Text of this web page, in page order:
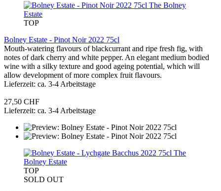
The Bolney
Estate
TOP
Bolney Estate - Pinot Noir 2022 75cl
Mouth-watering flavours of blackcurrant and ripe fresh fig, with
notes of dark cherry and white pepper. An elegant medium bodied
wine with a silky texture and good ageing potential, which will
allow development of more complex fruit flavours.
Lieferzeit: ca. 3-4 Arbeitstage
27,50 CHF
Lieferzeit: ca. 3-4 Arbeitstage
The
Bolney Estate
TOP
SOLD OUT